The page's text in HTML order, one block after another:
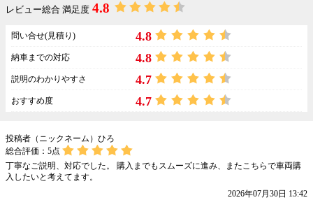
レビュー総合 満足度 4.8
問い合せ(見積り) 4.8
納車までの対応 4.8
説明のわかりやすさ 4.7
おすすめ度 4.7
投稿者（ニックネーム）ひろ
総合評価： 5点
丁寧なご説明、対応でした。 購入までもスムーズに進み、またこちらで車両購
入したいと考えてます。
2026年07月30日 13:42